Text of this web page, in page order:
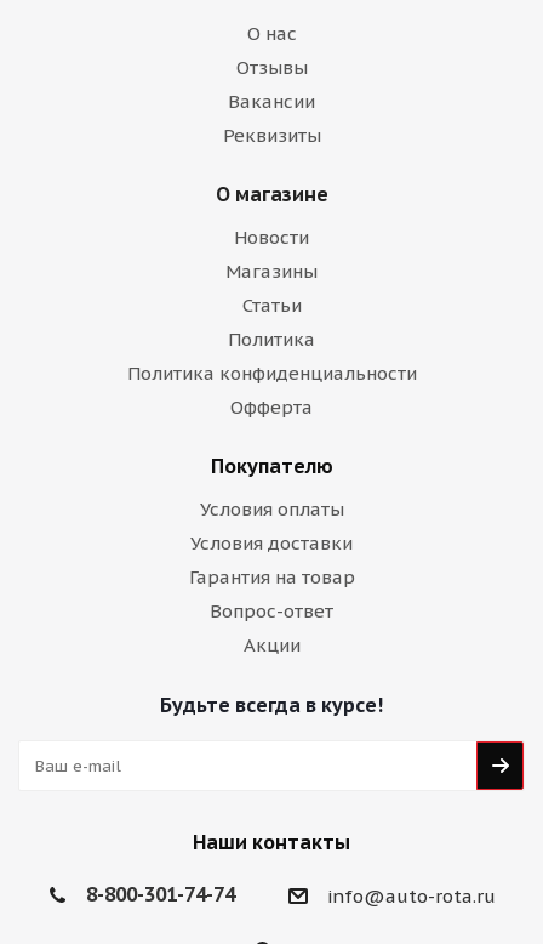
О нас
Отзывы
Вакансии
Реквизиты
О магазине
Новости
Магазины
Статьи
Политика
Политика конфиденциальности
Офферта
Покупателю
Условия оплаты
Условия доставки
Гарантия на товар
Вопрос-ответ
Акции
Будьте всегда в курсе!
Наши контакты
8-800-301-74-74 info@auto-rota.ru